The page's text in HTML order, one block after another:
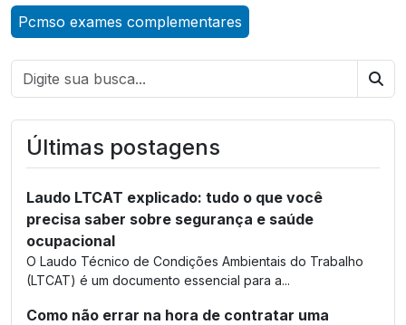
Pcmso exames complementares
Últimas postagens
Laudo LTCAT explicado: tudo o que você
precisa saber sobre segurança e saúde
ocupacional
O Laudo Técnico de Condições Ambientais do Trabalho
(LTCAT) é um documento essencial para a...
Como não errar na hora de contratar uma